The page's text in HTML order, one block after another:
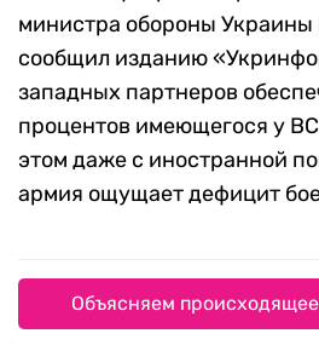
министра обороны
сообщил изданию
западных партнеров
процентов имеющегося у
этом даже с иностранной
армия ощущает дефицит
Объясняем